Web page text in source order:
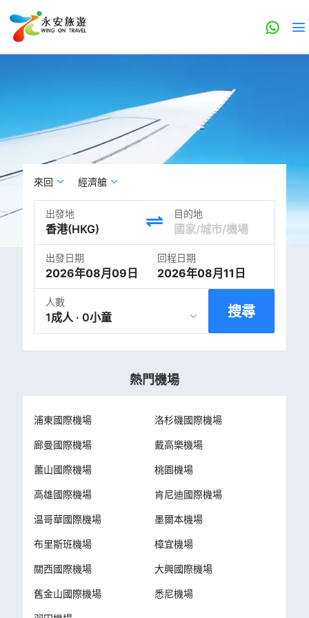
來回 經濟艙
出發地 目的地
出發日期
2026年08月09日
回程日期
2026年08月11日
人數
1成人 · 0小童 搜尋
熱門機場
浦東國際機場 洛杉磯國際機場
廊曼國際機場 戴高樂機場
蕭山國際機場 桃園機場
高雄國際機場 肯尼迪國際機場
温哥華國際機場 墨爾本機場
布里斯班機場 樟宜機場
關西國際機場 大興國際機場
舊金山國際機場 悉尼機場